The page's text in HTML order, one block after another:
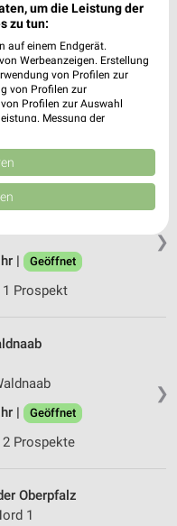
Bar Weiden
| Geöffnet
❯
|
Geöffnet
1 Prospekt
❯
|
Geöffnet
2 Prospekte
Oberpfalz
1
um die Leistung der
zu tun:
auf einem Endgerät.
Werbeanzeigen. Erstellung
von Profilen zur
von Profilen zur
Profilen zur Auswahl
Messung der
Quellen. Entwicklung und
Daten zur Auswahl
weitergegeben und in die
von